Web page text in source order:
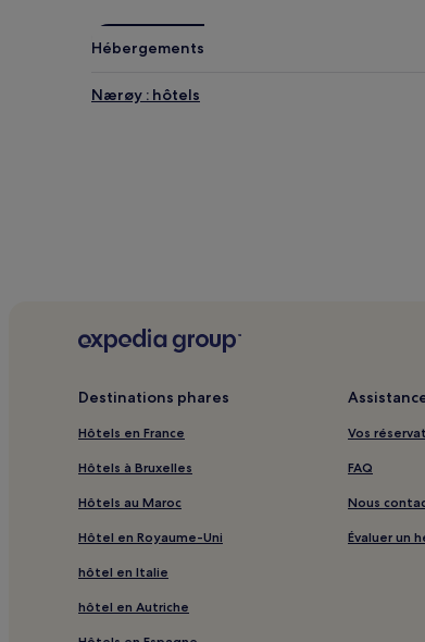
base
d’un
d’une
nuit
Des
peuvent
Hébergements
Nærøy : hôtels
Destinations phares
Hôtels en France
Hôtels à Bruxelles
Hôtels au Maroc
Hôtel en Royaume-Uni
hôtel en Italie
hôtel en Autriche
Vos
FAQ
Nous
Évaluer un